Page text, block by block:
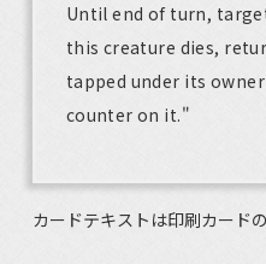
Until end of turn,
this creature dies,
tapped under its
counter on it."
カードテキストは印刷カード